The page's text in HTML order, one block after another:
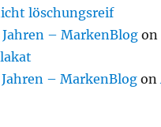
löschungsreif
Jahren – MarkenBlog on
Jahren – MarkenBlog on